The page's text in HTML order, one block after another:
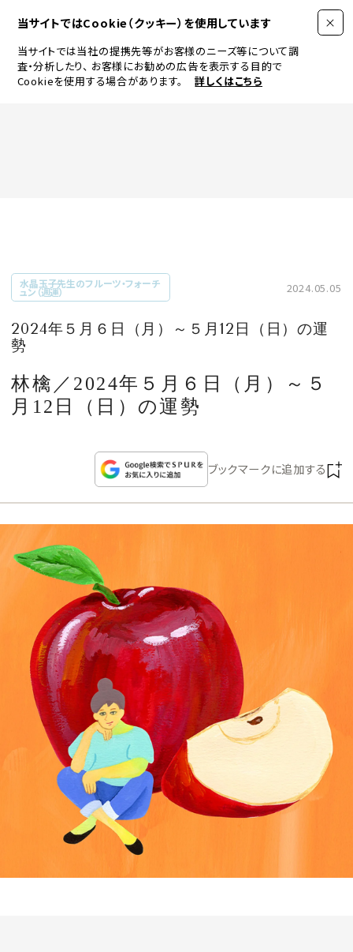
当サイトではCookie（クッキー）を使用しています
当サイトでは当社の提携先等がお客様のニーズ等について調
査・分析したり、 お客様にお勧めの広告を表示する目的で
Cookieを使用する場合があります。
詳しくはこちら
JEWELRY & WATCH
CELEBRITY
COLLECTION
WEDDING
FORTUNE
MAGAZINE
会員登録
Log in or Sign up
SPUR読者のためのメンバーシッププログラム
「The SPUR Club」。
便利な機能と特典を無料で楽し
めます。
水晶玉子先生のフルーツ・フォーチ
ュン（週運） 2024.05.05
2024年５月６日（月）～５月12日（日）の運
勢
林檎／2024年５月６日（月）～５
月12日（日）の運勢
ブックマークに追加する